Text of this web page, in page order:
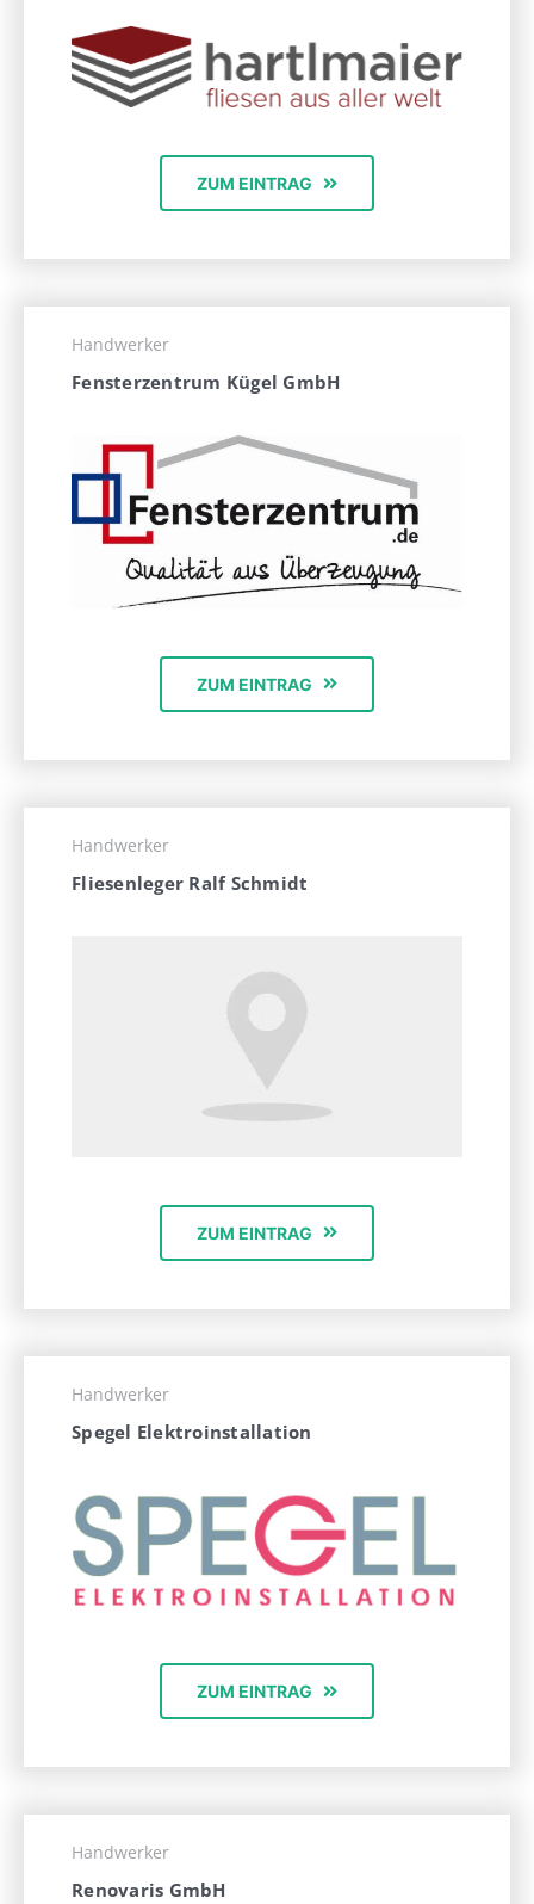
ZUM EINTRAG
Handwerker
Fensterzentrum Kügel GmbH
ZUM EINTRAG
Handwerker
Fliesenleger Ralf Schmidt
ZUM EINTRAG
Handwerker
Spegel Elektroinstallation
ZUM EINTRAG
Handwerker
Renovaris GmbH